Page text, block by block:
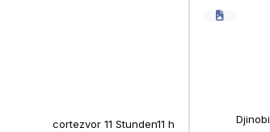
cortezvor 11 Stunden11 h Djinobi